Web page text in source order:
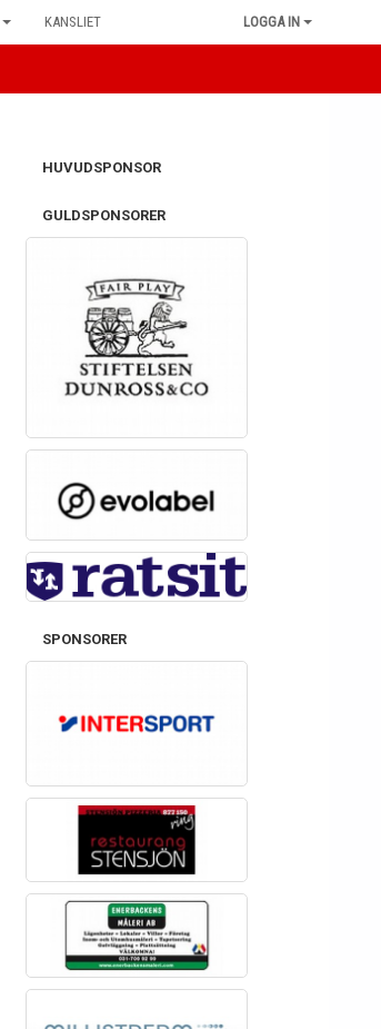
KANSLIET LOGGA IN
HUVUDSPONSOR
GULDSPONSORER
SPONSORER